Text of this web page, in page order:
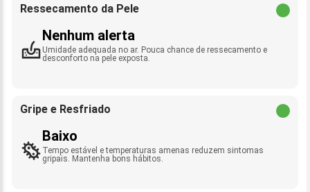
Ressecamento da Pele
Nenhum alerta
Umidade adequada no ar. Pouca chance de ressecamento e
desconforto na pele exposta.
Gripe e Resfriado
Baixo
Tempo estável e temperaturas amenas reduzem sintomas
gripais. Mantenha bons hábitos.